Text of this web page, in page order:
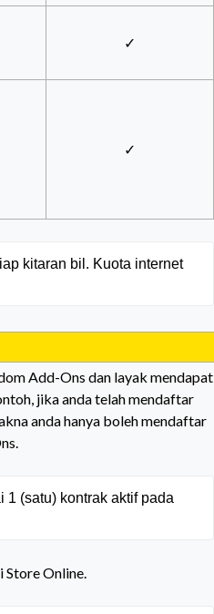
✓
✓
kitaran bil. Kuota internet
Add-Ons dan layak mendapat
jika anda telah mendaftar
anda hanya boleh mendaftar
(satu) kontrak aktif pada
Store Online.